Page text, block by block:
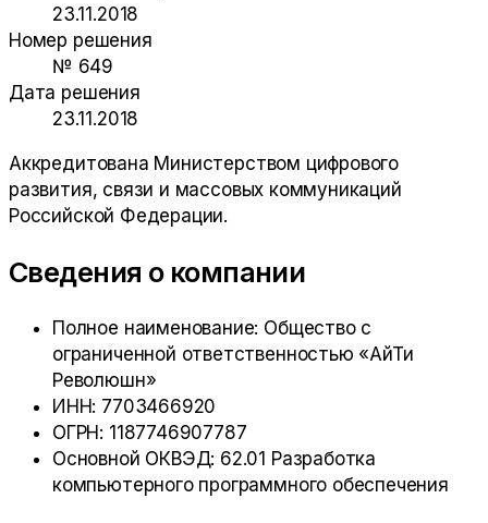
23.11.2018
Номер решения
№ 649
Дата решения
23.11.2018
Аккредитована Министерством цифрового
развития, связи и массовых коммуникаций
Российской Федерации.
Сведения о компании
Полное наименование: Общество с
ограниченной ответственностью «АйТи
Революшн»
ИНН: 7703466920
ОГРН: 1187746907787
Основной ОКВЭД: 62.01 Разработка
компьютерного программного обеспечения